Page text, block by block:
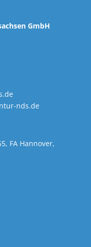
GmbH
nds.de
FA Hannover,